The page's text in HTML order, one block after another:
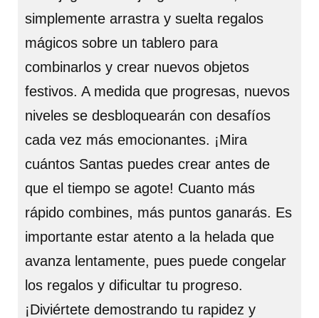
simplemente arrastra y suelta regalos
mágicos sobre un tablero para
combinarlos y crear nuevos objetos
festivos. A medida que progresas, nuevos
niveles se desbloquearán con desafíos
cada vez más emocionantes. ¡Mira
cuántos Santas puedes crear antes de
que el tiempo se agote! Cuanto más
rápido combines, más puntos ganarás. Es
importante estar atento a la helada que
avanza lentamente, pues puede congelar
los regalos y dificultar tu progreso.
¡Diviértete demostrando tu rapidez y